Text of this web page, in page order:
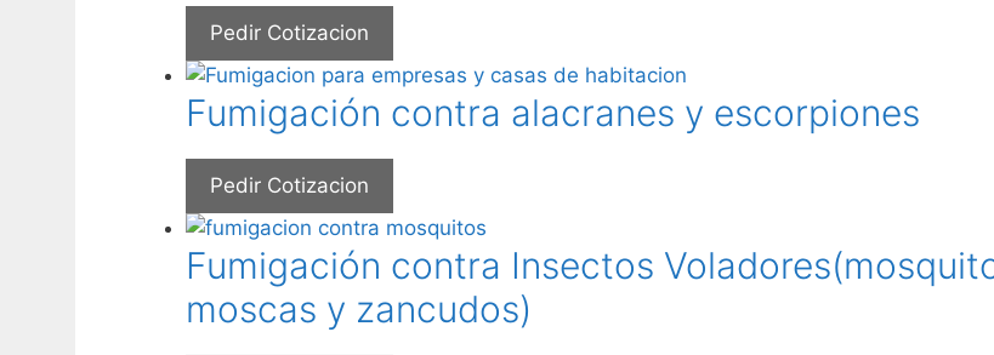
Pedir Cotizacion
Fumigación contra alacranes y escorpiones
Pedir Cotizacion
Fumigación contra Insectos
moscas y zancudos)